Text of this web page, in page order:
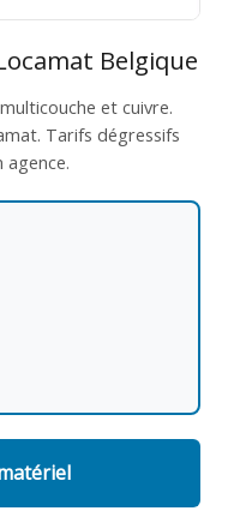
Belgique
et cuivre.
Tarifs dégressifs